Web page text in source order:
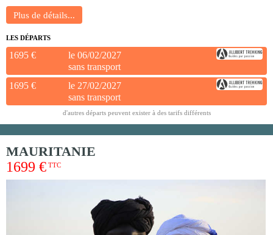
LES DÉPARTS
1695 €
le 06/02/2027
sans transport
1695 €
le 27/02/2027
sans transport
d'autres départs peuvent exister à des tarifs différents
MAURITANIE
1699 € TTC